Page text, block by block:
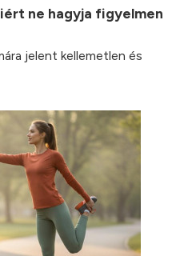
ne hagyja figyelmen
jelent kellemetlen és